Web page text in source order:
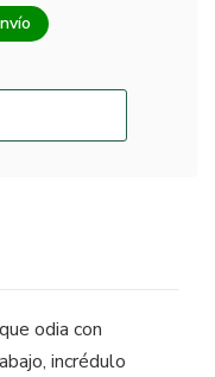
odia con
incrédulo